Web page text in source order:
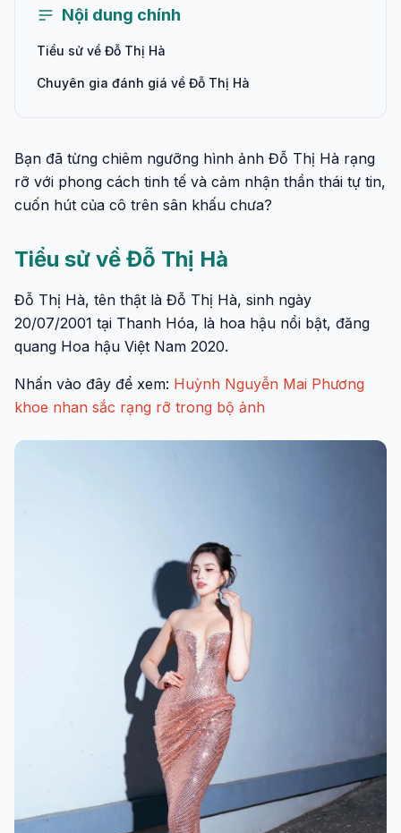
Nội dung chính
Tiểu sử về Đỗ Thị Hà
Chuyên gia đánh giá về Đỗ Thị Hà
Bạn đã từng chiêm ngưỡng hình ảnh Đỗ Thị Hà rạng
rỡ với phong cách tinh tế và cảm nhận thần thái tự tin,
cuốn hút của cô trên sân khấu chưa?
Tiểu sử về Đỗ Thị Hà
Đỗ Thị Hà, tên thật là Đỗ Thị Hà, sinh ngày
20/07/2001 tại Thanh Hóa, là hoa hậu nổi bật, đăng
quang Hoa hậu Việt Nam 2020.
Nhấn vào đây để xem: Huỳnh Nguyễn Mai Phương
khoe nhan sắc rạng rỡ trong bộ ảnh